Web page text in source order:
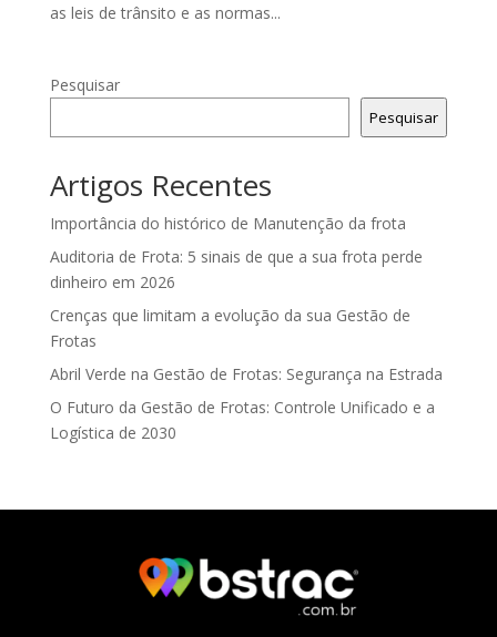
as leis de trânsito e as normas...
Pesquisar
Pesquisar
Artigos Recentes
Importância do histórico de Manutenção da frota
Auditoria de Frota: 5 sinais de que a sua frota perde
dinheiro em 2026
Crenças que limitam a evolução da sua Gestão de
Frotas
Abril Verde na Gestão de Frotas: Segurança na Estrada
O Futuro da Gestão de Frotas: Controle Unificado e a
Logística de 2030